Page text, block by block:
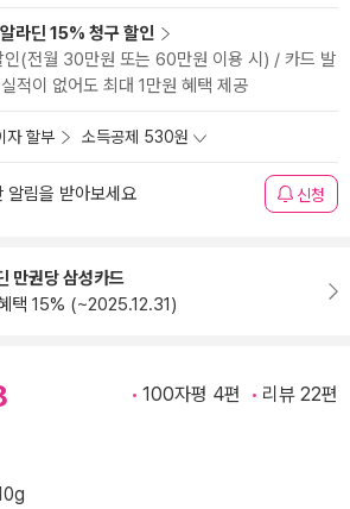
라딘 15% 청구 할인
인(전월 30만원 또는 60만원 이용 시) / 카드 발
적이 없어도 최대 1만원 혜택 제공
자 할부 소득공제 530원
알림을 받아보세요 신청
만권당 삼성카드
택 15% (~2025.12.31)
100자평 4편 리뷰 22편